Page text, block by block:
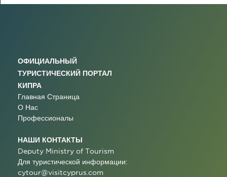
ОФИЦИАЛЬНЫЙ
ТУРИСТИЧЕСКИЙ ПОРТАЛ
КИПРА
Главная Страница
О Нас
Профессионалы
НАШИ КОНТАКТЫ
Deputy Ministry of Tourism
Для туристической информации:
cytour@visitcyprus.com